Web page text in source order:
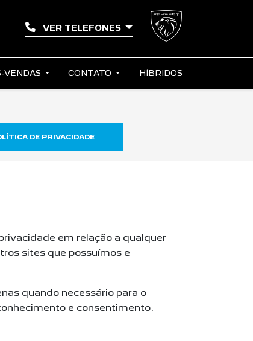
VER TELEFONES
VENDAS CONTATO HÍBRIDOS
DE PRIVACIDADE
em relação a qualquer
sites que possuímos e
quando necessário para o
e consentimento.